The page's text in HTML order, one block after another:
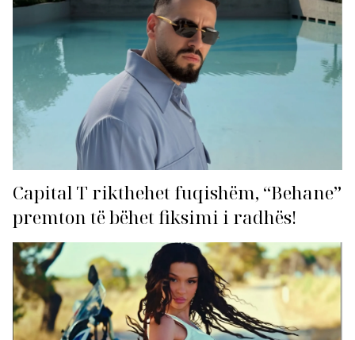
Capital T rikthehet fuqishëm, “Behane”
premton të bëhet fiksimi i radhës!